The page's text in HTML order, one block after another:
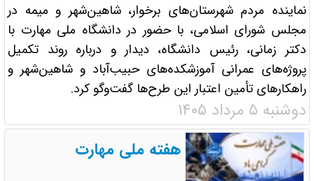
نماینده مردم شهرستان‌های برخوار، شاهین‌شهر و میمه در
مجلس شورای اسلامی، با حضور در دانشگاه ملی مهارت با
دکتر زمانی، رئیس دانشگاه، دیدار و درباره روند تکمیل
پروژه‌های عمرانی آموزشکده‌های حبیب‌آباد و شاهین‌شهر و
راهکارهای تأمین اعتبار این طرح‌ها گفت‌وگو کرد.
دوشنبه ۵ مرداد ۱۴۰۵
هفته ملی مهارت